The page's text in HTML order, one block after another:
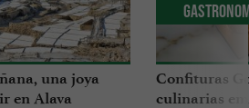
una joya
en Alava
Confituras
culinarias